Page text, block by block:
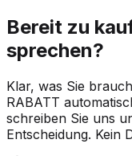
Bereit zu
sprechen?
Klar, was Sie
RABATT
schreiben Sie uns
Entscheidung. Kein